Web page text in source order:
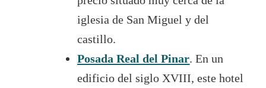
iglesia de San Miguel y del
castillo.
Posada Real del Pinar. En un
edificio del siglo XVIII, este hotel